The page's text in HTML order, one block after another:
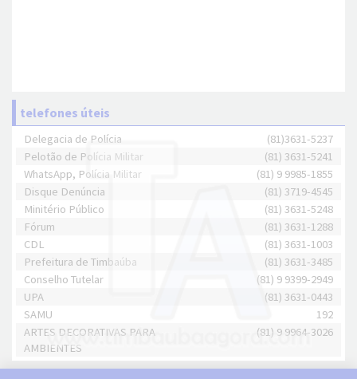
telefones úteis
Delegacia de Polícia
(81)3631-5237
Pelotão de Polícia Militar
(81) 3631-5241
WhatsApp, Polícia Militar
(81) 9 9985-1855
Disque Denúncia
(81) 3719-4545
Minitério Público
(81) 3631-5248
Fórum
(81) 3631-1288
CDL
(81) 3631-1003
Prefeitura de Timbaúba
(81) 3631-3485
Conselho Tutelar
(81) 9 9399-2949
UPA
(81) 3631-0443
SAMU
192
ARTES DECORATIVAS PARA
AMBIENTES
(81) 9 9964-3026